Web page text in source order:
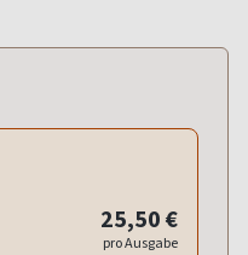
25,50 €
pro Ausgabe